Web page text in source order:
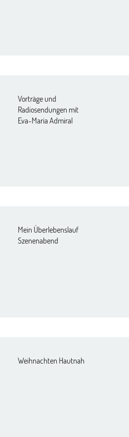
Vorträge und
Radiosendungen mit
Eva-Maria Admiral
Mein Überlebenslauf
Szenenabend
Weihnachten Hautnah